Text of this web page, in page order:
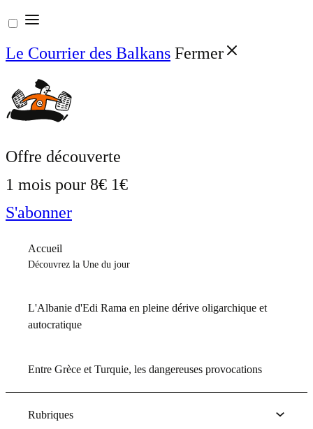
Aller
au
contenu
Le Courrier des Balkans Fermer
Offre découverte
1 mois pour 8€ 1€
S'abonner
Accueil
Découvrez la Une du jour
L'Albanie d'Edi Rama en pleine dérive oligarchique et
autocratique
Entre Grèce et Turquie, les dangereuses provocations
Rubriques